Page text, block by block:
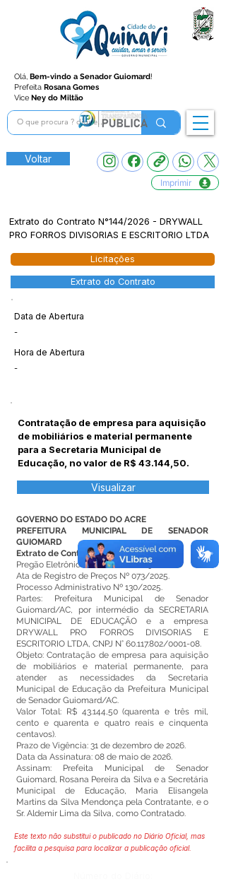
Olá, Bem-vindo a Senador Guiomard!
Prefeita Rosana Gomes
Vice Ney do Miltão
Voltar
Imprimir
Extrato do Contrato N°144/2026 - DRYWALL
PRO FORROS DIVISORIAS E ESCRITORIO LTDA
Licitações
Extrato do Contrato
Data de Abertura
-
Hora de Abertura
-
Contratação de empresa para aquisição
de mobiliários e material permanente
para a Secretaria Municipal de
Educação, no valor de R$ 43.144,50.
Visualizar
GOVERNO DO ESTADO DO ACRE
PREFEITURA MUNICIPAL DE SENADOR
GUIOMARD
Extrato de Contrato Nº 144/2026.
Pregão Eletrônico SRP N° 022/2025.
Ata de Registro de Preços Nº 073/2025.
Processo Administrativo Nº 130/2025.
Partes: Prefeitura Municipal de Senador
Guiomard/AC, por intermédio da SECRETARIA
MUNICIPAL DE EDUCAÇÃO e a empresa
DRYWALL PRO FORROS DIVISORIAS E
ESCRITORIO LTDA, CNPJ N° 60.117.802/0001-08.
Objeto: Contratação de empresa para aquisição
de mobiliários e material permanente, para
atender as necessidades da Secretaria
Municipal de Educação da Prefeitura Municipal
de Senador Guiomard/AC.
Valor Total: R$ 43.144,50 (quarenta e três mil,
cento e quarenta e quatro reais e cinquenta
centavos).
Prazo de Vigência: 31 de dezembro de 2026.
Data da Assinatura: 08 de maio de 2026.
Assinam: Prefeita Municipal de Senador
Guiomard, Rosana Pereira da Silva e a Secretária
Municipal de Educação, Maria Elisangela
Martins da Silva Mendonça pela Contratante, e o
Sr. Aldemir Lima da Silva, como Contratado.
Este texto não substitui o publicado no Diário Oficial, mas
facilita a pesquisa para localizar a publicação oficial.